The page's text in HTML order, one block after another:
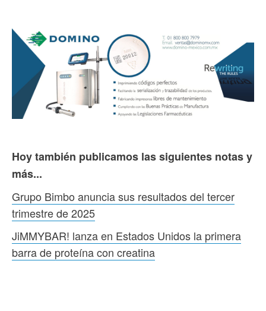
Hoy también publicamos las siguientes notas y
más...
Grupo Bimbo anuncia sus resultados del tercer
trimestre de 2025
JiMMYBAR! lanza en Estados Unidos la primera
barra de proteína con creatina